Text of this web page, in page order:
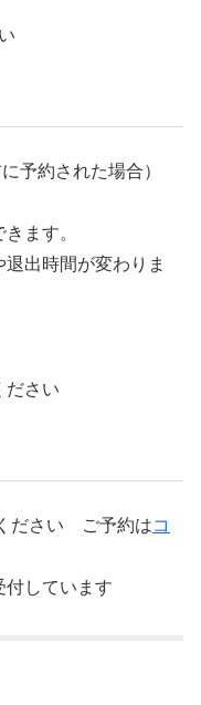
予約された場合）
ます。
出時間が変わりま
ださい
ださい ご予約はコ
付しています